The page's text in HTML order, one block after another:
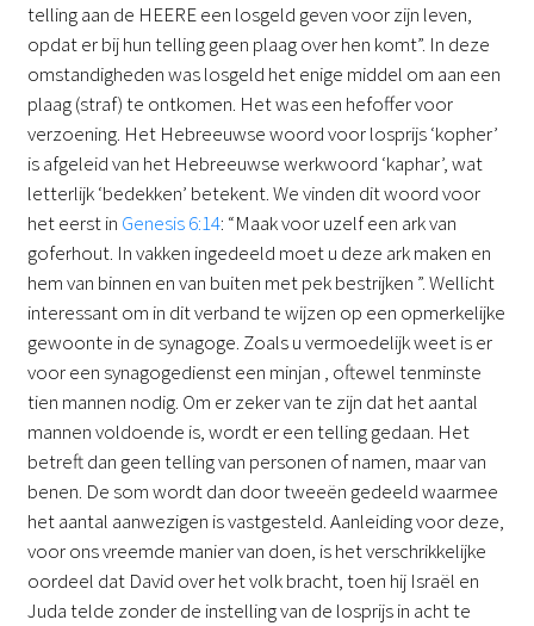
telling aan de HEERE een losgeld geven voor zijn leven,
opdat er bij hun telling geen plaag over hen komt”. In deze
omstandigheden was losgeld het enige middel om aan een
plaag (straf) te ontkomen. Het was een hefoffer voor
verzoening. Het Hebreeuwse woord voor losprijs ‘kopher’
is afgeleid van het Hebreeuwse werkwoord ‘kaphar’, wat
letterlijk ‘bedekken’ betekent. We vinden dit woord voor
het eerst in Genesis 6:14: “Maak voor uzelf een ark van
goferhout. In vakken ingedeeld moet u deze ark maken en
hem van binnen en van buiten met pek bestrijken ”. Wellicht
interessant om in dit verband te wijzen op een opmerkelijke
gewoonte in de synagoge. Zoals u vermoedelijk weet is er
voor een synagogedienst een minjan , oftewel tenminste
tien mannen nodig. Om er zeker van te zijn dat het aantal
mannen voldoende is, wordt er een telling gedaan. Het
betreft dan geen telling van personen of namen, maar van
benen. De som wordt dan door tweeën gedeeld waarmee
het aantal aanwezigen is vastgesteld. Aanleiding voor deze,
voor ons vreemde manier van doen, is het verschrikkelijke
oordeel dat David over het volk bracht, toen hij Israël en
Juda telde zonder de instelling van de losprijs in acht te